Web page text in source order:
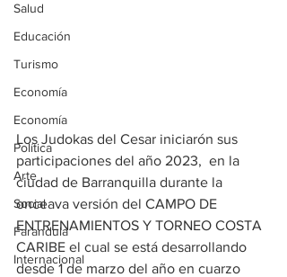
Salud
Educación
Turismo
Economía
Economía
Política
Arte
Social
Farandula
Internacional
Los Judokas del Cesar iniciarón sus
participaciones del año 2023,  en la
ciudad de Barranquilla durante la
onceava versión del CAMPO DE
ENTRENAMIENTOS Y TORNEO COSTA
CARIBE el cual se está desarrollando
desde 1 de marzo del año en cuarzo